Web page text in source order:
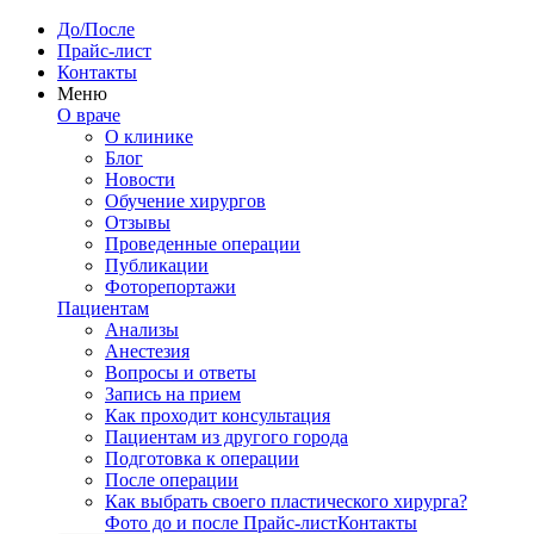
До/После
Прайс-лист
Контакты
Меню
О враче
О клинике
Блог
Новости
Обучение хирургов
Отзывы
Проведенные операции
Публикации
Фоторепортажи
Пациентам
Анализы
Анестезия
Вопросы и ответы
Запись на прием
Как проходит консультация
Пациентам из другого города
Подготовка к операции
После операции
Как выбрать своего пластического хирурга?
Фото до и после Прайс-листКонтакты